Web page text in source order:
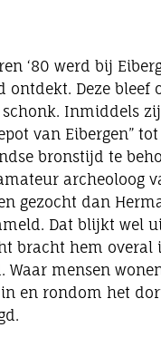
‘80 werd bij
ontdekt. Deze
schonk. Inmiddels
van Eibergen”
bronstijd te
archeoloog
gezocht dan
Dat blijkt wel
bracht hem overal
Waar mensen
en rondom het